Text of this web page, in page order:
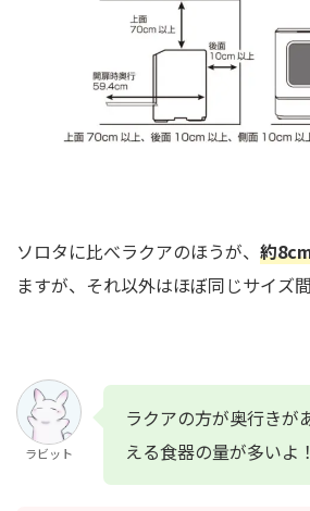
ソロタに比べラクアのほうが、 約
ますが、それ以外はほぼ同じサイズ
ラビット
ラクアの方が奥行きが
える食器の量が多いよ！